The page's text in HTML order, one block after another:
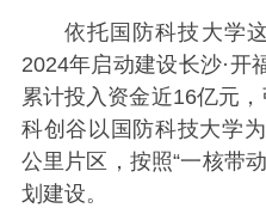
依托国防科技大学
2024年启动建设长沙·开
累计投入资金近16亿元
科创谷以国防科技大学
公里片区，按照“一核带
划建设。